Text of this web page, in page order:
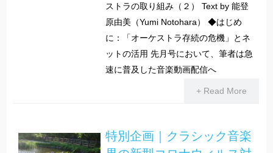
ストラの取り組み（２） Text by 能登
原由美（Yumi Notohara） ◆はじめ
に：「オーケストラ存続の危機」とネ
ットの活用 先月号において、筆者は急
速に普及した音楽動画配信へ
+ Read More
特別企画｜クラシック音楽